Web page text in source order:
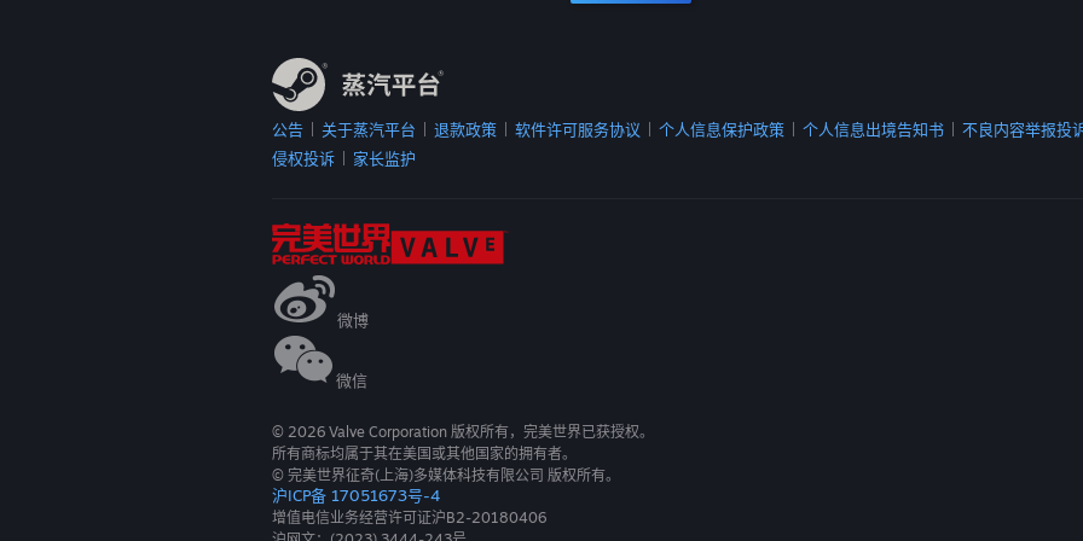
公告 关于蒸汽平台 退款政策 软件许可服务协议 个人信息保护政策 个人信息出境告知书
不良内容举报投
侵权投诉
家长监护
微博
微信
© 2026 Valve Corporation 版权所有，完美世界已获授权。
所有商标均属于其在美国或其他国家的拥有者。
© 完美世界征奇(上海)多媒体科技有限公司 版权所有。
沪ICP备 17051673号-4
增值电信业务经营许可证沪B2-20180406